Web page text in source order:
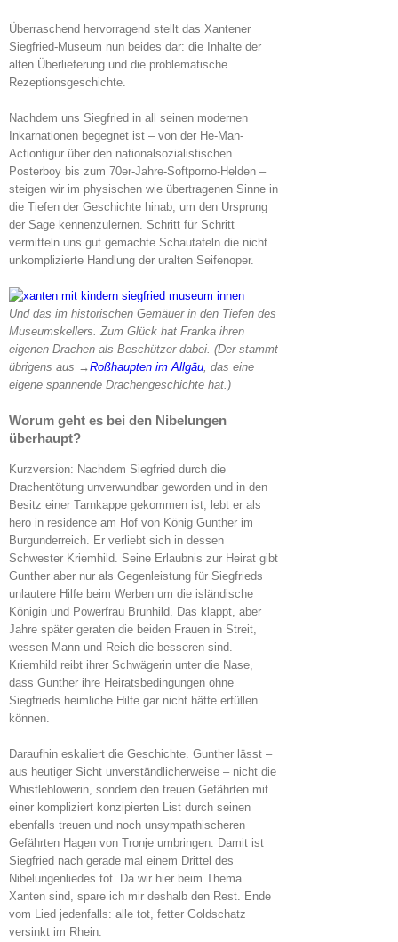
Überraschend hervorragend stellt das Xantener
Siegfried-Museum nun beides dar: die Inhalte der
alten Überlieferung und die problematische
Rezeptionsgeschichte.
Nachdem uns Siegfried in all seinen modernen
Inkarnationen begegnet ist – von der He-Man-
Actionfigur über den nationalsozialistischen
Posterboy bis zum 70er-Jahre-Softporno-Helden –
steigen wir im physischen wie übertragenen Sinne in
die Tiefen der Geschichte hinab, um den Ursprung
der Sage kennenzulernen. Schritt für Schritt
vermitteln uns gut gemachte Schautafeln die nicht
unkomplizierte Handlung der uralten Seifenoper.
Und das im historischen Gemäuer in den Tiefen des
Museumskellers. Zum Glück hat Franka ihren
eigenen Drachen als Beschützer dabei. (Der stammt
übrigens aus →Roßhaupten im Allgäu , das eine
eigene spannende Drachengeschichte hat.)
Worum geht es bei den Nibelungen
überhaupt?
Kurzversion: Nachdem Siegfried durch die
Drachentötung unverwundbar geworden und in den
Besitz einer Tarnkappe gekommen ist, lebt er als
hero in residence am Hof von König Gunther im
Burgunderreich. Er verliebt sich in dessen
Schwester Kriemhild. Seine Erlaubnis zur Heirat gibt
Gunther aber nur als Gegenleistung für Siegfrieds
unlautere Hilfe beim Werben um die isländische
Königin und Powerfrau Brunhild. Das klappt, aber
Jahre später geraten die beiden Frauen in Streit,
wessen Mann und Reich die besseren sind.
Kriemhild reibt ihrer Schwägerin unter die Nase,
dass Gunther ihre Heiratsbedingungen ohne
Siegfrieds heimliche Hilfe gar nicht hätte erfüllen
können.
Daraufhin eskaliert die Geschichte. Gunther lässt –
aus heutiger Sicht unverständlicherweise – nicht die
Whistleblowerin, sondern den treuen Gefährten mit
einer kompliziert konzipierten List durch seinen
ebenfalls treuen und noch unsympathischeren
Gefährten Hagen von Tronje umbringen. Damit ist
Siegfried nach gerade mal einem Drittel des
Nibelungenliedes tot. Da wir hier beim Thema
Xanten sind, spare ich mir deshalb den Rest. Ende
vom Lied jedenfalls: alle tot, fetter Goldschatz
versinkt im Rhein.